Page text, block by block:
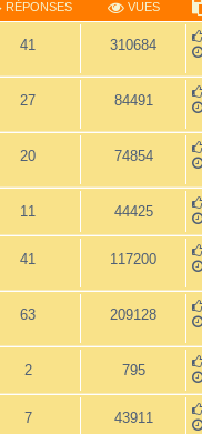
RÉPONSES VUES
41 310684
27 84491
20 74854
11 44425
41 117200
63 209128
2 795
7 43911